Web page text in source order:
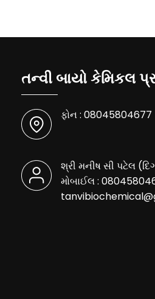
તન્વી બાયો કેમિકલ
ફોન : 08045804677
શ્રી મનીષ સી પટેલ (
મોબાઈલ :